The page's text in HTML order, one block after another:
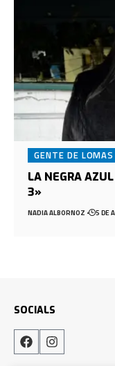
GENTE DE LOMAS
LA NEGRA
3»
NADIA ALBORNOZ 5 DE
SOCIALS